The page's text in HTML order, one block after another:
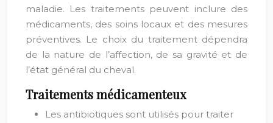
maladie. Les traitements peuvent inclure des
médicaments, des soins locaux et des mesures
préventives. Le choix du traitement dépendra
de la nature de l’affection, de sa gravité et de
l’état général du cheval.
Traitements médicamenteux
Les antibiotiques sont utilisés pour traiter